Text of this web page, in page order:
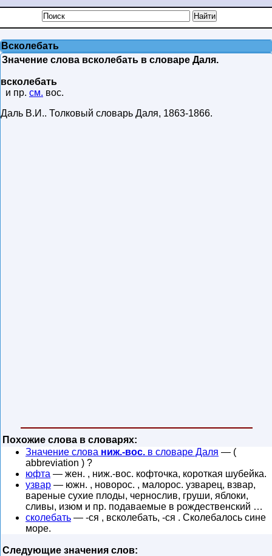
Всколебать
Значение слова всколебать в словаре Даля.
всколебать
и пр. см. вос.
Даль В.И.. Толковый словарь Даля, 1863-1866.
Похожие слова в словарях:
Значение слова ниж.-вос. в словаре Даля — (
abbreviation ) ?
юфта — жен. , ниж.-вос. кофточка, короткая шубейка.
узвар — южн. , новорос. , малорос. узварец, взвар,
вареные сухие плоды, чернослив, груши, яблоки,
сливы, изюм и пр. подаваемые в рождественский …
сколебать — -ся , всколебать, -ся . Сколебалось сине
море.
Следующие значения слов: